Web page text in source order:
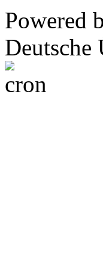
Powered
Deutsche